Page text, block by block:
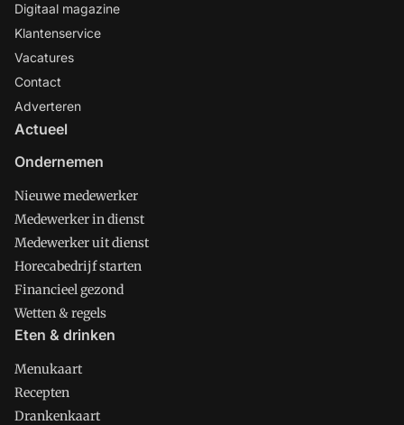
Digitaal magazine
Klantenservice
Vacatures
Contact
Adverteren
Actueel
Ondernemen
Nieuwe medewerker
Medewerker in dienst
Medewerker uit dienst
Horecabedrijf starten
Financieel gezond
Wetten & regels
Eten & drinken
Menukaart
Recepten
Drankenkaart